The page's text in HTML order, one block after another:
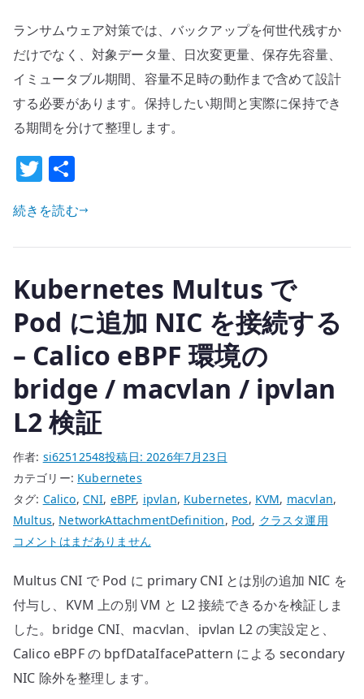
サ
ム
ウ
ェ
対
策
の
バ
ッ
ク
ッ
は
「何
代
残
す
か」
だ
け
で
は
計
で
き
へ
ランサムウェア対策では、バックアップを何世代残すか
だけでなく、対象データ量、日次変更量、保存先容量、
イミュータブル期間、容量不足時の動作まで含めて設計
する必要があります。保持したい期間と実際に保持でき
る期間を分けて整理します。
T
w
it
te
r
続きを読む
Kubernetes Multus で
Pod に追加 NIC を接続する
– Calico eBPF 環境の
bridge / macvlan / ipvlan
L2 検証
作者: si62512548投稿日:2026年7月23日
カテゴリー: Kubernetes
タグ: Calico, CNI, eBPF, ipvlan, Kubernetes, KVM, macvlan,
Multus, NetworkAttachmentDefinition, Pod, クラスタ運用
Kubernetes
で
Pod
に
追
NIC
コメントはまだありません
Multus CNI で Pod に primary CNI とは別の追加 NIC を
付与し、KVM 上の別 VM と L2 接続できるかを検証しま
した。bridge CNI、macvlan、ipvlan L2 の実設定と、
Calico eBPF の bpfDataIfacePattern による secondary
NIC 除外を整理します。